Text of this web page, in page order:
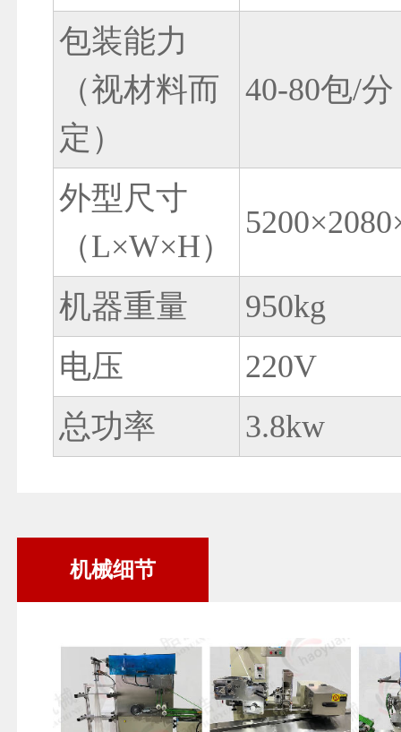
包装能力
（视材料而
定 ）
40-80包/分
外型尺寸
（L×W×H）
机器重量
950kg
电压
220V
总功率
3.8kw
机械细节